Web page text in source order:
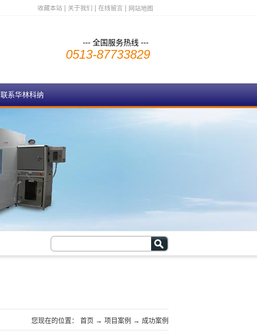
收藏本站 关于我们 在线留言 网站地图
--- 全国服务热线 ---
0513-87733829
联系华林科纳
您现在的位置： 首页 → 项目案例 → 成功案例